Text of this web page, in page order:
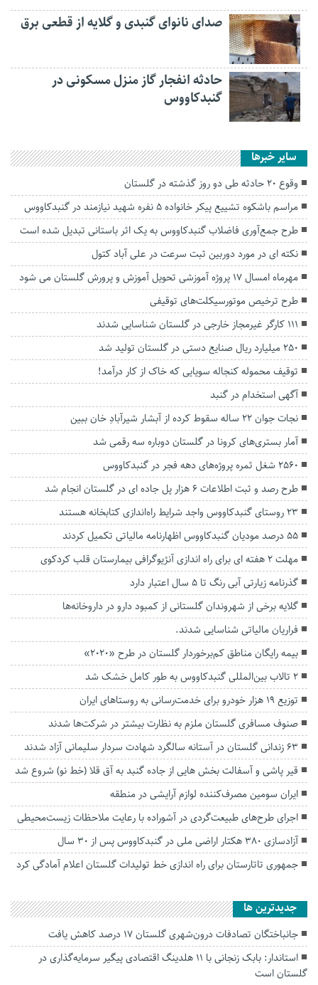
صدای نانوای گنبدی و گلایه از قطعی برق
حادثه انفجار گاز منزل مسکونی در
گنبدکاووس
سایر خبرها
وقوع ۲۰ حادثه طی دو روز گذشته در گلستان
مراسم باشکوه تشییع پیکر خانواده ۵ نفره شهید نیازمند در گنبدکاووس
طرح جمع‌آوری فاضلاب گنبدکاووس به یک اثر باستانی تبدیل شده است
نکته ای در مورد دوربین ثبت سرعت در علی آباد کتول
مهرماه امسال 17 پروژه آموزشی تحویل آموزش و پرورش گلستان می شود
طرح ترخیص موتورسیکلت‌های توقیفی
۱۱۱ کارگر غیرمجاز خارجی در گلستان شناسایی شدند
۲۵۰ میلیارد ریال صنایع دستی در گلستان تولید شد
توقیف محموله کنجاله سویایی که خاک از کار درآمد!
آگهی استخدام در گنبد
نجات جوان ۲۲ ساله سقوط کرده از آبشار شیرآبادِ خان ببین
آمار بستری‌های کرونا در گلستان دوباره سه رقمی شد
۲۵۶۰ شغل ثمره پروژه‌های دهه فجر در گنبدکاووس
طرح رصد و ثبت اطلاعات ۶ هزار پل جاده ای در گلستان انجام شد
۲۳ روستای گنبدکاووس واجد شرایط راه‌اندازی کتابخانه هستند
۵۵ درصد مودیان گنبدکاووس اظهارنامه مالیاتی تکمیل کردند
مهلت 2 هفته ای برای راه اندازی آنژیوگرافی بیمارستان قلب کردکوی
گذرنامه زیارتی آبی رنگ تا ۵ سال اعتبار دارد
گلایه برخی از شهروندان گلستانی از کمبود دارو در داروخانه‌ها
فراریان مالیاتی شناسایی شدند.
بیمه رایگان مناطق کم‌برخوردار گلستان در طرح «۲۰۲۰»
۲ تالاب بین‌المللی گنبدکاووس به طور کامل خشک شد
توزیع ۱۹ هزار خودرو برای خدمت‌رسانی به روستاهای ایران
صنوف مسافری گلستان ملزم به نظارت بیشتر در شرکت‌ها شدند
۶۳ زندانی گلستان در آستانه سالگرد شهادت سردار سلیمانی آزاد شدند
قیر پاشی و آسفالت بخش هایی از جاده گنبد به آق قلا (خط نو) شروع شد
ایران سومین مصرف‌کننده لوازم آرایشی در منطقه
اجرای طرح‌های طبیعت‌گردی در آشوراده با رعایت ملاحظات زیست‌محیطی
آزادسازی ۳۸۰ هکتار اراضی ملی در گنبدکاووس پس از ۳۰ سال
جمهوری تاتارستان برای راه اندازی خط تولیدات گلستان اعلام آمادگی کرد
جديدترين ها
جانباختگان تصادفات درون‌شهری گلستان ۱۷ درصد کاهش یافت
استاندار: بابک زنجانی با ۱۱ هلدینگ اقتصادی پیگیر سرمایه‌گذاری در
گلستان است